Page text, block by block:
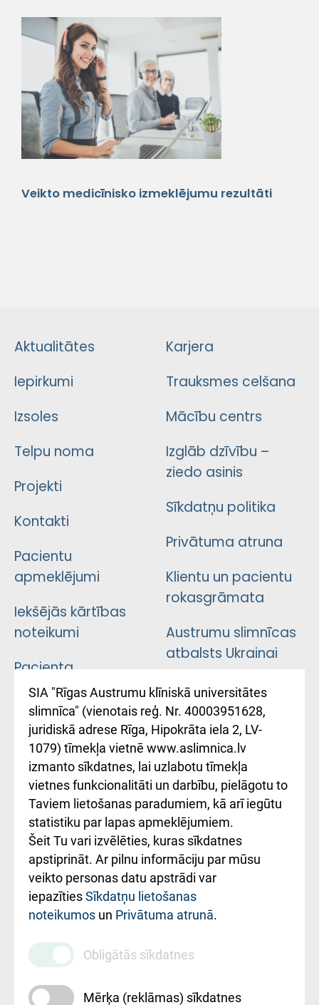
Veikto medicīnisko izmeklējumu rezultāti
Aktualitātes
Iepirkumi
Izsoles
Telpu noma
Projekti
Kontakti
Pacientu
apmeklējumi
Iekšējās kārtības
noteikumi
Pacienta
atsauksmju/sūdzību
iesniegšanas
kārtība
Kā pie mums nokļūt
Rēķinu apmaksas
ceļvedis
Rekvizīti un
ārstniecības
iestādes kods
010000234
Maksas
pakalpojumu
cenrādis
Karjera
Trauksmes celšana
Mācību centrs
Izglāb dzīvību –
ziedo asinis
Sīkdatņu politika
Privātuma atruna
Klientu un pacientu
rokasgrāmata
Austrumu slimnīcas
atbalsts Ukrainai
Підтримка Східної
лікарні та співпраця з
Україною
SIA "Rīgas Austrumu klīniskā universitātes
slimnīca" (vienotais reģ. Nr. 40003951628,
juridiskā adrese Rīga, Hipokrāta iela 2, LV-
1079) tīmekļa vietnē www.aslimnica.lv
izmanto sīkdatnes, lai uzlabotu tīmekļa
vietnes funkcionalitāti un darbību, pielāgotu to
Taviem lietošanas paradumiem, kā arī iegūtu
statistiku par lapas apmeklējumiem.
Šeit Tu vari izvēlēties, kuras sīkdatnes
apstiprināt. Ar pilnu informāciju par mūsu
veikto personas datu apstrādi var
iepazītiesSīkdatņu lietošanas
noteikumos un Privātuma atrunā.
Obligātās sīkdatnes
Mērķa (reklāmas) sīkdatnes